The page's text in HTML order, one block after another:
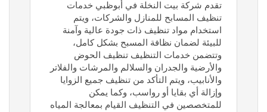
تقدم شركة بيت النخلة في أبوظبي خدمات
تنظيف المسابح للمنازل والشركات، ويتم
استخدام مواد تنظيف ذات جودة عالية وآمنة
للبيئة لضمان نظافة المسبح بشكل كامل،
وتتضمن خدمات التنظيف تنظيف الحوض
والأرضية والجدران والسلالم والمرشات والفلاتر
والأنابيب، ويتم التأكد من تنظيف جميع الزوايا
وإزالة أي بقايا أو رواسب، وكما يمكن
للمتخصصين في التنظيف القيام بمعالجة المياه